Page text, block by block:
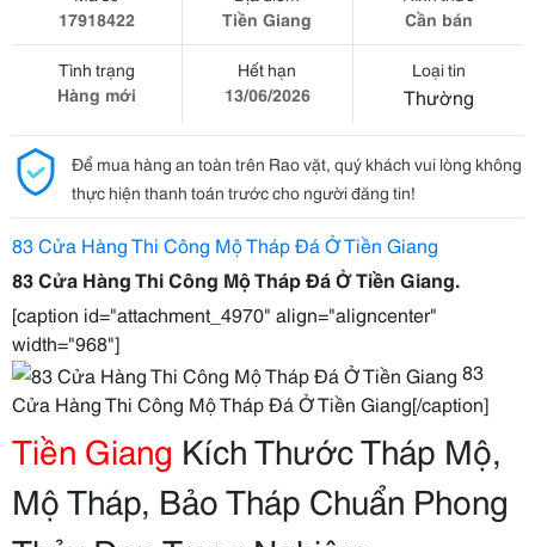
17918422
Tiền Giang
Cần bán
Tình trạng
Hàng mới
Hết hạn
13/06/2026
Loại tin
Thường
Để mua hàng an toàn trên Rao vặt, quý khách vui lòng không
thực hiện thanh toán trước cho người đăng tin!
83 Cửa Hàng Thi Công Mộ Tháp Đá Ở Tiền Giang
83 Cửa Hàng Thi Công Mộ Tháp Đá Ở Tiền Giang.
[caption id="attachment_4970" align="aligncenter"
width="968"]
83
Cửa Hàng Thi Công Mộ Tháp Đá Ở Tiền Giang[/caption]
Tiền Giang Kích Thước Tháp Mộ,
Mộ Tháp, Bảo Tháp Chuẩn Phong